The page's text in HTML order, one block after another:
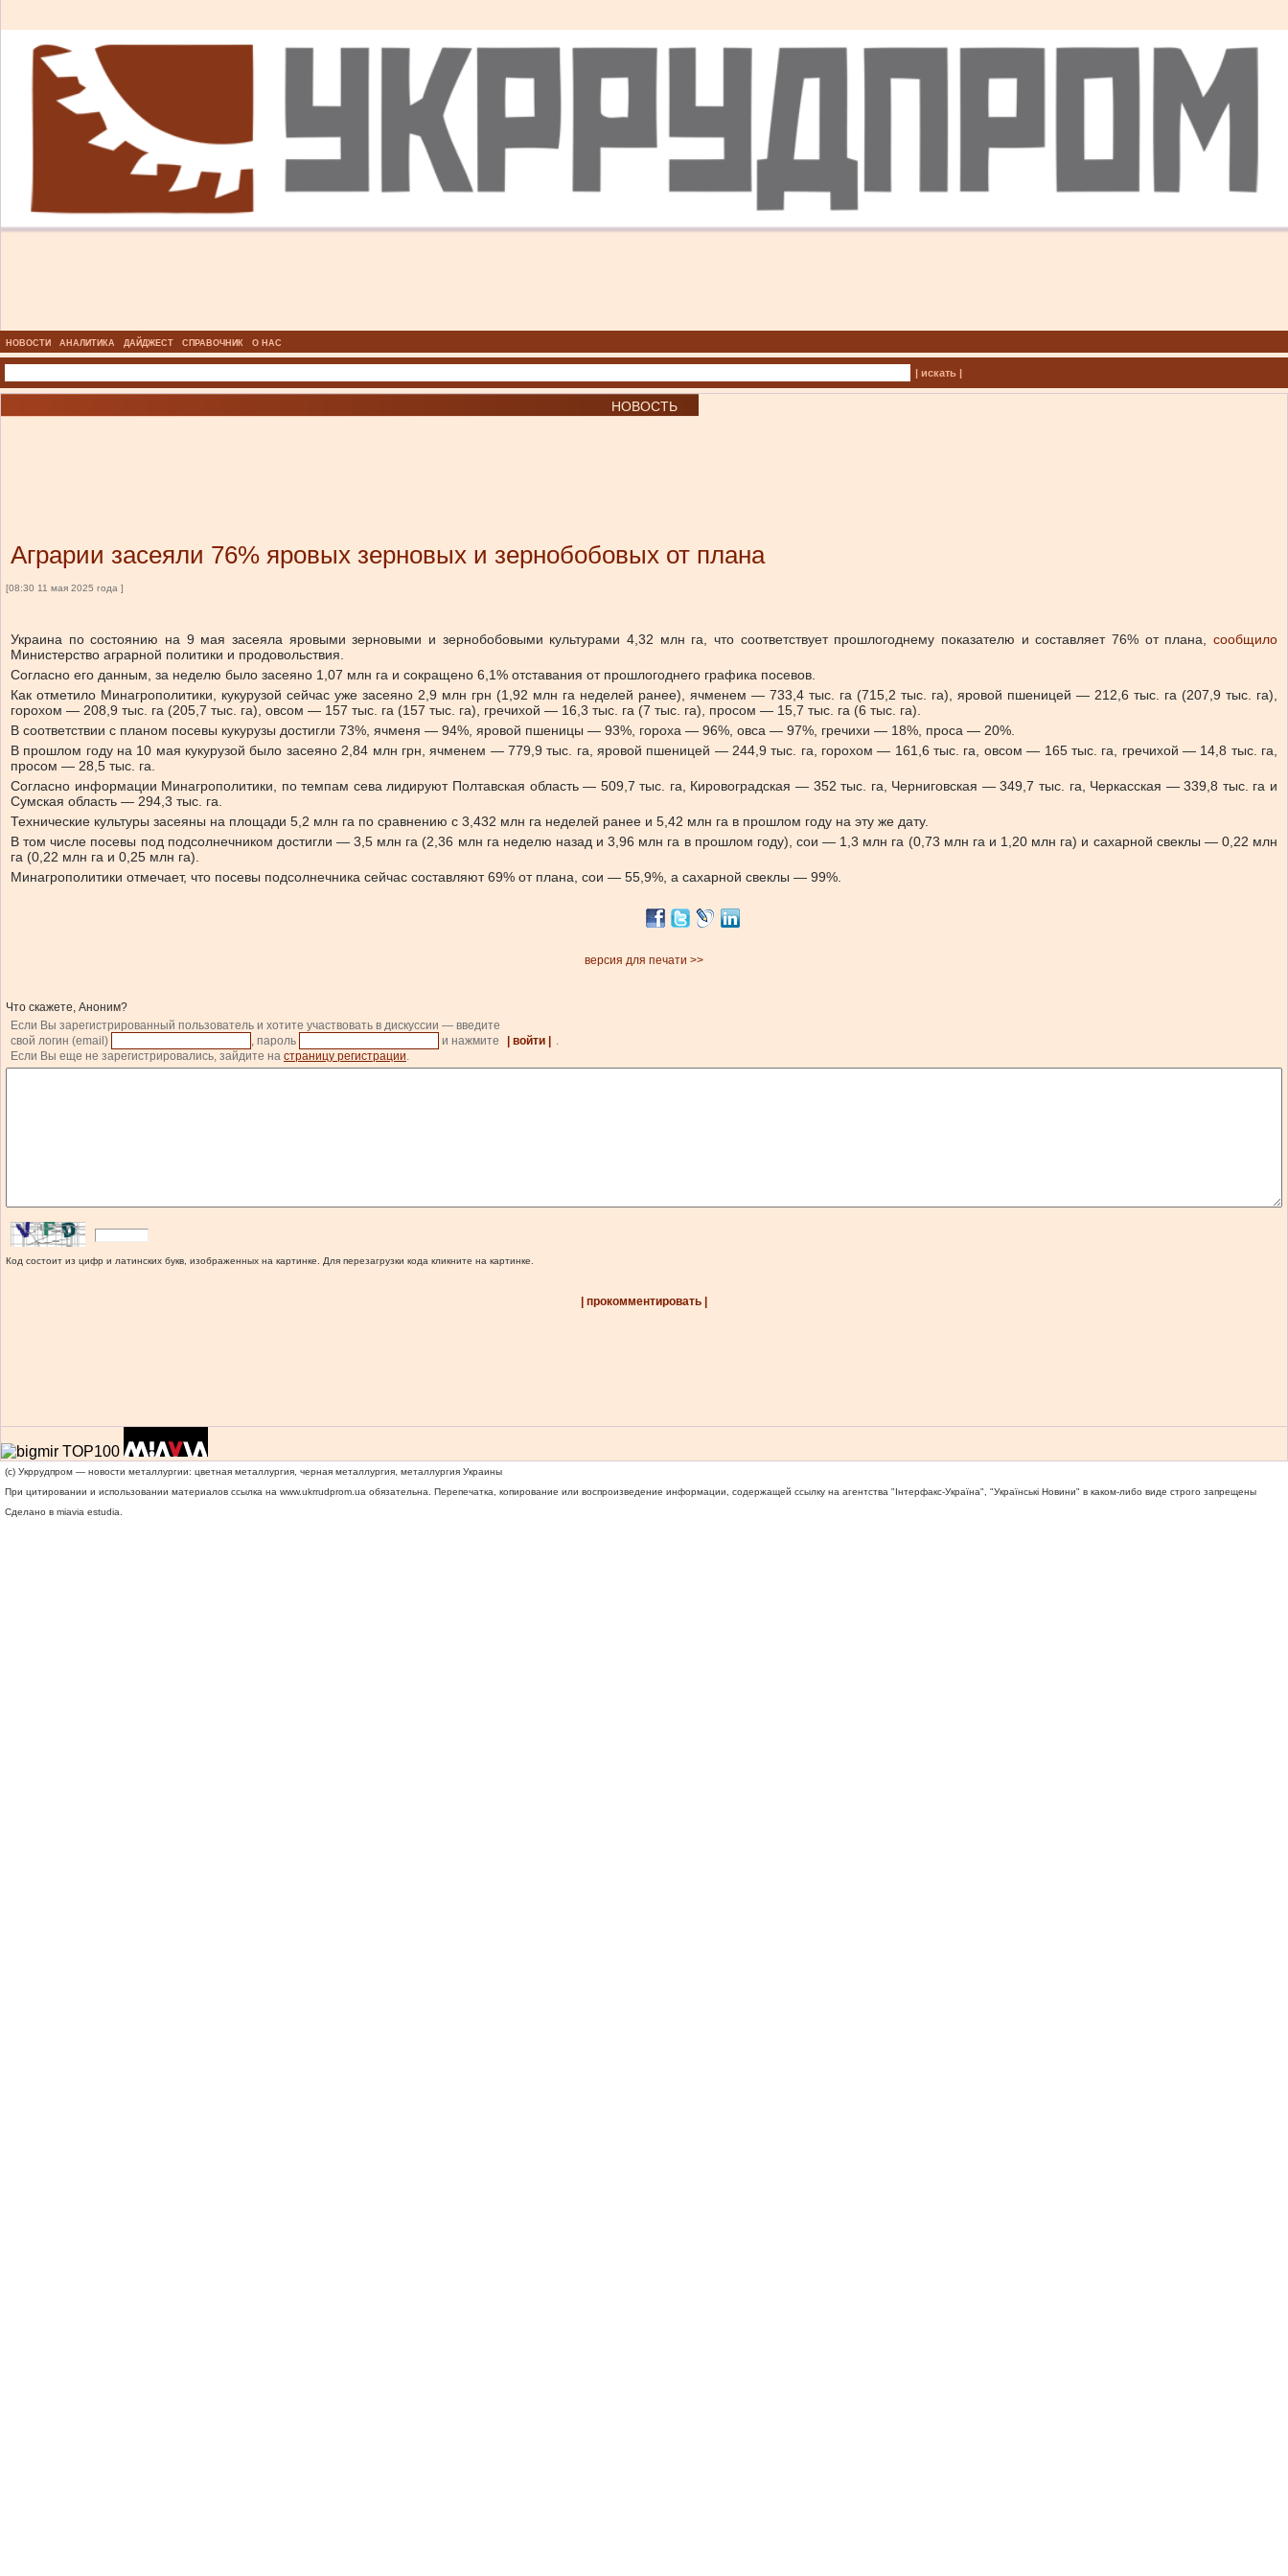
НОВОСТИ АНАЛИТИКА ДАЙДЖЕСТ СПРАВОЧНИК О НАС
| искать |
НОВОСТЬ
Аграрии засеяли 76% яровых зерновых и зернобобовых от плана
[08:30 11 мая 2025 года ]
Украина по состоянию на 9 мая засеяла яровыми зерновыми и зернобобовыми культурами 4,32 млн га, что соответствует прошлогоднему показателю и составляет 76% от плана, сообщило
Министерство аграрной политики и продовольствия.
Согласно его данным, за неделю было засеяно 1,07 млн га и сокращено 6,1% отставания от прошлогоднего графика посевов.
Как отметило Минагрополитики, кукурузой сейчас уже засеяно 2,9 млн грн (1,92 млн га неделей ранее), ячменем — 733,4 тыс. га (715,2 тыс. га), яровой пшеницей — 212,6 тыс. га (207,9 тыс. га),
горохом — 208,9 тыс. га (205,7 тыс. га), овсом — 157 тыс. га (157 тыс. га), гречихой — 16,3 тыс. га (7 тыс. га), просом — 15,7 тыс. га (6 тыс. га).
В соответствии с планом посевы кукурузы достигли 73%, ячменя — 94%, яровой пшеницы — 93%, гороха — 96%, овса — 97%, гречихи — 18%, проса — 20%.
В прошлом году на 10 мая кукурузой было засеяно 2,84 млн грн, ячменем — 779,9 тыс. га, яровой пшеницей — 244,9 тыс. га, горохом — 161,6 тыс. га, овсом — 165 тыс. га, гречихой — 14,8 тыс. га,
просом — 28,5 тыс. га.
Согласно информации Минагрополитики, по темпам сева лидируют Полтавская область — 509,7 тыс. га, Кировоградская — 352 тыс. га, Черниговская — 349,7 тыс. га, Черкасская — 339,8 тыс. га и
Сумская область — 294,3 тыс. га.
Технические культуры засеяны на площади 5,2 млн га по сравнению с 3,432 млн га неделей ранее и 5,42 млн га в прошлом году на эту же дату.
В том числе посевы под подсолнечником достигли — 3,5 млн га (2,36 млн га неделю назад и 3,96 млн га в прошлом году), сои — 1,3 млн га (0,73 млн га и 1,20 млн га) и сахарной свеклы — 0,22 млн
га (0,22 млн га и 0,25 млн га).
Минагрополитики отмечает, что посевы подсолнечника сейчас составляют 69% от плана, сои — 55,9%, а сахарной свеклы — 99%.
версия для печати >>
Что скажете, Аноним?
Если Вы зарегистрированный пользователь и хотите участвовать в дискуссии — введите
свой логин (email)
, пароль и нажмите | войти |
.
Если Вы еще не зарегистрировались, зайдите на страницу регистрации.
Код состоит из цифр и латинских букв, изображенных на картинке. Для перезагрузки кода кликните на картинке.
| прокомментировать |
(c) Укррудпром — новости металлургии: цветная металлургия, черная металлургия, металлургия Украины
При цитировании и использовании материалов ссылка на www.ukrrudprom.ua обязательна. Перепечатка, копирование или воспроизведение информации, содержащей ссылку на агентства "Iнтерфакс-Україна", "Українськi Новини" в каком-либо виде строго запрещены
Сделано в miavia estudia.